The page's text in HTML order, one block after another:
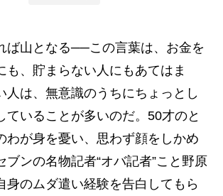
山となる──この言葉は、お金を
も、貯まらない人にもあてはま
人は、無意識のうちにちょっとし
ていることが多いのだ。50才のと
わが身を憂い、思わず顔をしかめ
ブンの名物記者“オバ記者”こと野原
身のムダ遣い経験を告白してもら